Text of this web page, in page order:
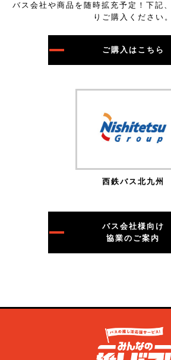
バス会社や商品を随時拡充予定！下記
りご購入ください。
ご購入はこちら
西鉄バス北九州
バス会社様向け
協業のご案内